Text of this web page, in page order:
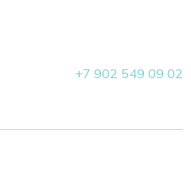
+7 902 549 09 02